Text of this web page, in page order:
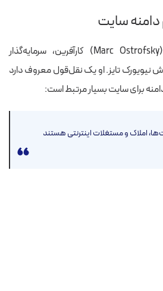
سایت
آقای مارک استروفسکی (Marc Ostrofsky) کارآفرین، سرمایه‌گذار
نیویورک تایز. او یک نقل‌قول معروف دارد
برای سایت بسیار مرتبط است:
املاک و مستغلات اینترنتی هستند